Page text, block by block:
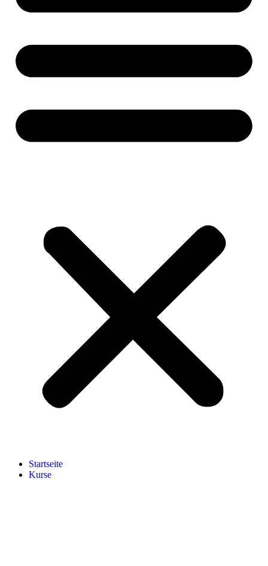
Start­sei­te
Kur­se